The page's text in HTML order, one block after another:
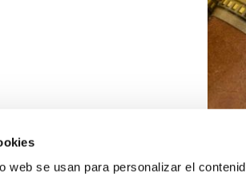
web se usan para personalizar el